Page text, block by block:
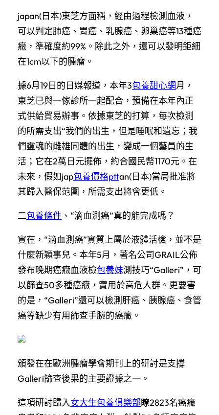
japan(日本)東芝方面稱，經由過程檢測血液，
可以判定肺癌、胃癌、乳腺癌、卵巢癌等13種癌
癥，準確度約99%。除此之外，還可以發明鉅細
在1cm以下的腫瘤。
據6月19日的日媒報道，本年3包養甜心網月，
東芝已與一傢診所一起配合，預備在本年內正
式供給貿易辦事。依據東芝的打算，每次檢測
的所需支出“我們的出生，但是睡眠和遺忘；我
們靈魂的雌雄同體的出生，變成一個藝員的生
活；它在2萬日元擺佈，約合國民幣1170元。在
未來，假如jap包養價格pttan(日本)當局批准將
其歸入醫保范圍，所需支出將會更低。
二包養條件 、“滴血測癌”真的能完成嗎？
實在，“滴血測癌”實質上屬於液體活檢，並不是
什麼新穎事兒。本年5月，著名公司GRAIL公佈
發布晚期癌癥血液檢包養妹測技巧“Galleri”，可
以篩查50多種癌癥，實用於高危人群。更要害
的是，“Galleri”還可以檢測肝癌、胰腺癌、食管
癌等缺少有用篩查手腕的癌癥。
頒發在在歐洲腫瘤學會期刊上的研討是支撐
Galleri篩查後果的主要證據之一。
這項研討歸入女大生包養俱樂部瞭2823名癌癥